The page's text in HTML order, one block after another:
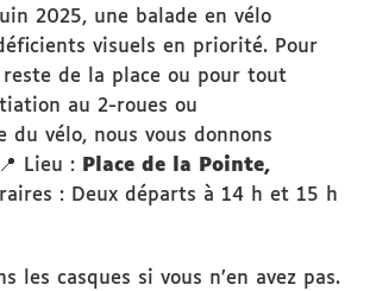
2025, une balade en vélo
visuels en priorité. Pour
reste de la place ou pour tout
au 2-roues ou
du vélo, nous vous donnons
Lieu : Place de la Pointe,
: Deux départs à 14 h et 15 h
les casques si vous n’en avez pas.